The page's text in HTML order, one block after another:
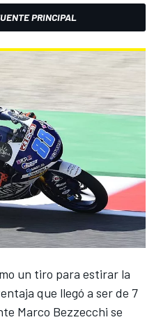
PRINCIPAL
un tiro para estirar la
que llegó a ser de 7
Marco Bezzecchi se